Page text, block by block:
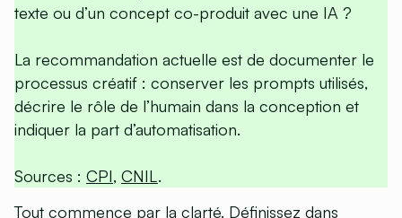
texte ou d’un concept co-produit avec une IA ?
La recommandation actuelle est de documenter le
processus créatif : conserver les prompts utilisés,
décrire le rôle de l’humain dans la conception et
indiquer la part d’automatisation.
Sources : CPI, CNIL.
Tout commence par la clarté. Définissez dans